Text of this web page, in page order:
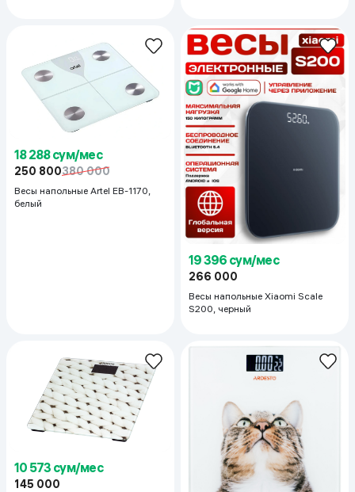
18 288 сум/мес
250 800380 000
Весы напольные Artel EB-1170,
белый
19 396 сум/мес
266 000
Весы напольные Xiaomi Scale
S200, черный
10 573 сум/мес
145 000